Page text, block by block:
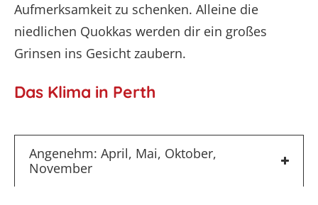
Aufmerksamkeit zu schenken. Alleine die
niedlichen Quokkas werden dir ein großes
Grinsen ins Gesicht zaubern.
Das Klima in Perth
Angenehm: April, Mai, Oktober,
November